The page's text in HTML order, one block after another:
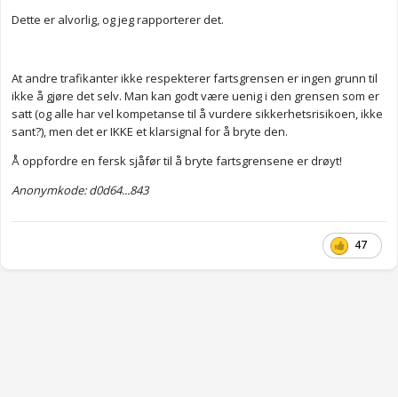
Dette er alvorlig, og jeg rapporterer det.
At andre trafikanter ikke respekterer fartsgrensen er ingen grunn til
ikke å gjøre det selv. Man kan godt være uenig i den grensen som er
satt (og alle har vel kompetanse til å vurdere sikkerhetsrisikoen, ikke
sant?), men det er IKKE et klarsignal for å bryte den.
Å oppfordre en fersk sjåfør til å bryte fartsgrensene er drøyt!
Anonymkode: d0d64...843
47